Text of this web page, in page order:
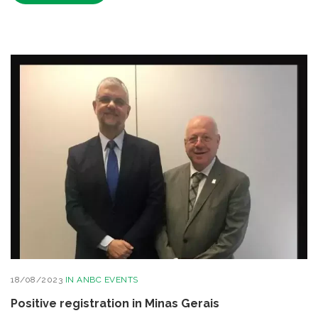
18/08/2023 IN ANBC EVENTS
Positive registration in Minas Gerais